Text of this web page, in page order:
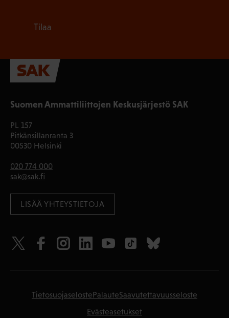
Suomen Ammattiliittojen Keskusjärjestö SAK
PL 157
Pitkänsillanranta 3
00530 Helsinki
020 774 000
sak@sak.fi
LISÄÄ YHTEYSTIETOJA
Tilaa
TietosuojaselostePalauteSaavutettavuusseloste
Evästeasetukset